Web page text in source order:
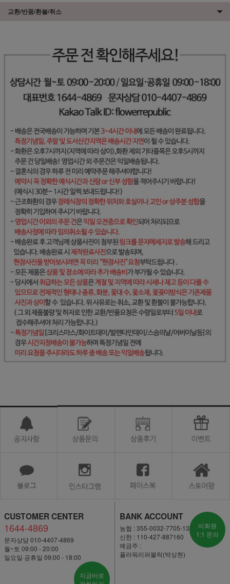
교환/반품/환불/취소
CUSTOMER CENTER
1644-4869
문자상담 010-4407-4869
월~토 09:00 - 20:00
일요일·공휴일 09:00 - 18:00
지금바로
BANK ACCOUNT
농협 : 355-0032-7705-13
신한 : 110-427-887160
예금주 :
플라워리퍼블릭(박상현)
비회원
1:1 문의